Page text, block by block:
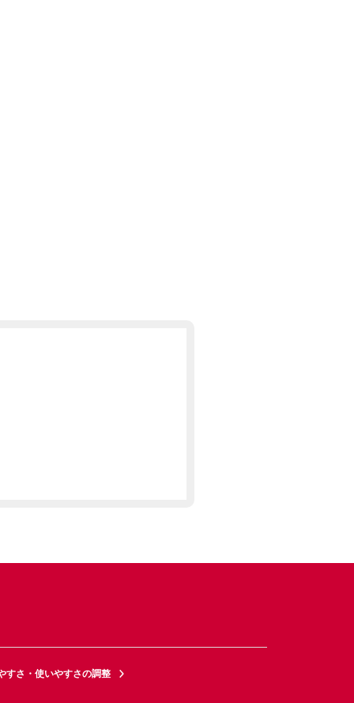
すさ・使いやすさの調整